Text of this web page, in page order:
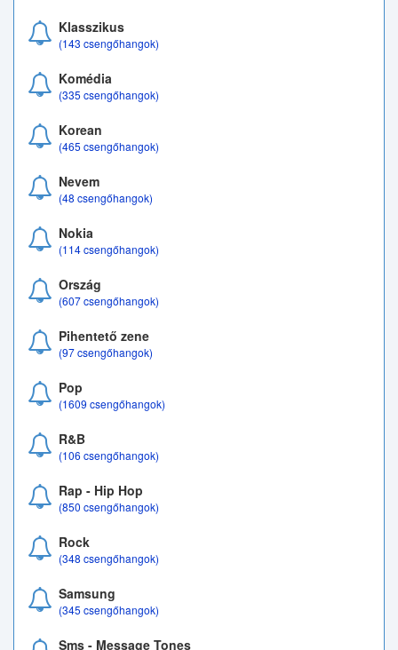
Klasszikus
(143 csengőhangok)
Komédia
(335 csengőhangok)
Korean
(465 csengőhangok)
Nevem
(48 csengőhangok)
Nokia
(114 csengőhangok)
Ország
(607 csengőhangok)
Pihentető zene
(97 csengőhangok)
Pop
(1609 csengőhangok)
R&B
(106 csengőhangok)
Rap - Hip Hop
(850 csengőhangok)
Rock
(348 csengőhangok)
Samsung
(345 csengőhangok)
Sms - Message Tones